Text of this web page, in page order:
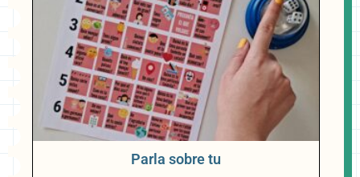
Parla sobre tu